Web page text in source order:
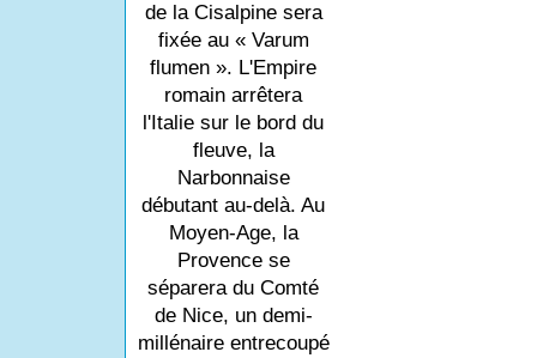
de la Cisalpine sera
fixée au « Varum
flumen ». L'Empire
romain arrêtera
l'Italie sur le bord du
fleuve, la
Narbonnaise
débutant au-delà. Au
Moyen-Age, la
Provence se
séparera du Comté
de Nice, un demi-
millénaire entrecoupé